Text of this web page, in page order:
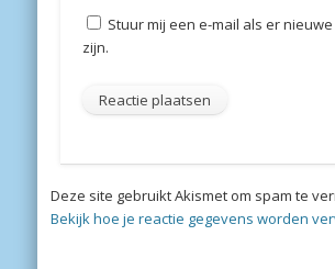
Stuur mij een e-mail als er
zijn.
Deze site gebruikt Akismet om spam te
Bekijk hoe je reactie gegevens worden